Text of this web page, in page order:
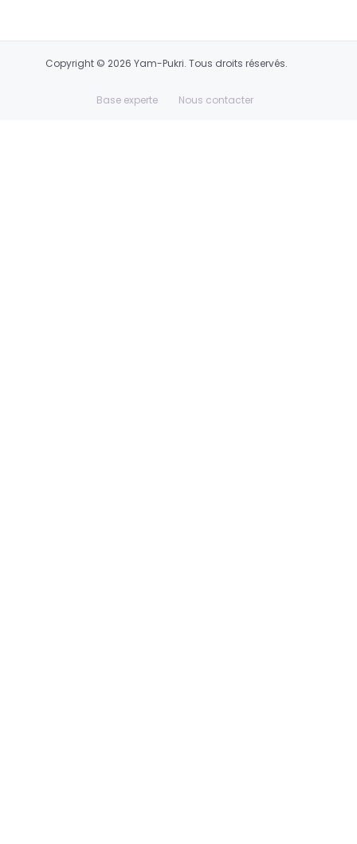
Copyright © 2026 Yam-Pukri. Tous droits réservés.
Base experte Nous contacter